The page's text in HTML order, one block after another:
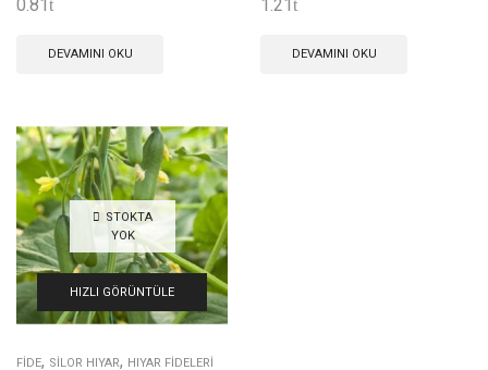
0.81
DEVAMINI OKU
1.21
DEVAMINI OKU
STOKTA
YOK
HIZLI GÖRÜNTÜLE
FIDE, SILOR HIYAR, HIYAR FIDELERI